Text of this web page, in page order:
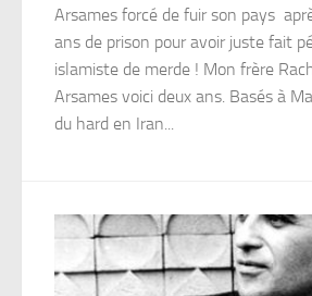
Arsames forcé de fuir son pays
ans de prison pour avoir juste fait
islamiste de merde ! Mon frère
Arsames voici deux ans. Basés à
du hard en Iran...